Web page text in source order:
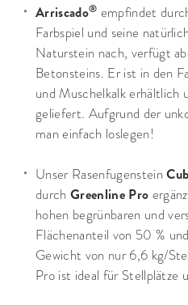
Arriscado® empfindet
Farbspiel und seine
Naturstein nach, verfügt
Betonsteins. Er ist in den
und Muschelkalk erhältlich
geliefert. Aufgrund der
man einfach loslegen!
Unser Rasenfugenstein
durchGreenline Pro
hohen begrünbaren und
Flächenanteil von 50 %
Gewicht von nur 6,6 kg/
Pro ist ideal für Stellplätze